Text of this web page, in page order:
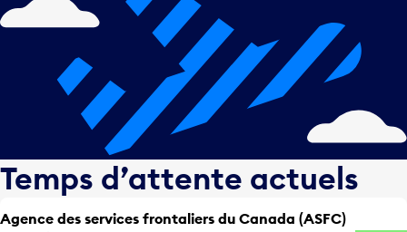
Temps d’attente actuels
Agence des services frontaliers du Canada (ASFC)
0 - 5 minutes